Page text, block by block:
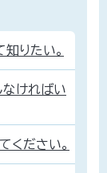
りたい。
ければい
ください。